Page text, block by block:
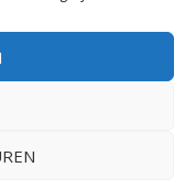
gemaakt door